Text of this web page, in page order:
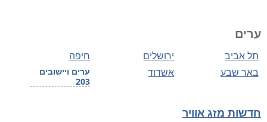
ערים
חיפה ירושלים תל אביב
ערים ויישובים
203
אשדוד באר שבע
חדשות מזג אוויר